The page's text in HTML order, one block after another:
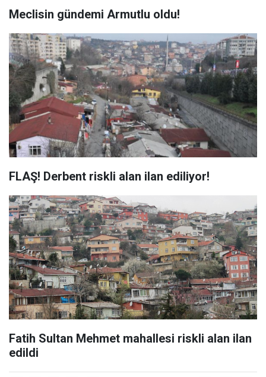
Meclisin gündemi Armutlu oldu!
FLAŞ! Derbent riskli alan ilan ediliyor!
Fatih Sultan Mehmet mahallesi riskli alan ilan
edildi